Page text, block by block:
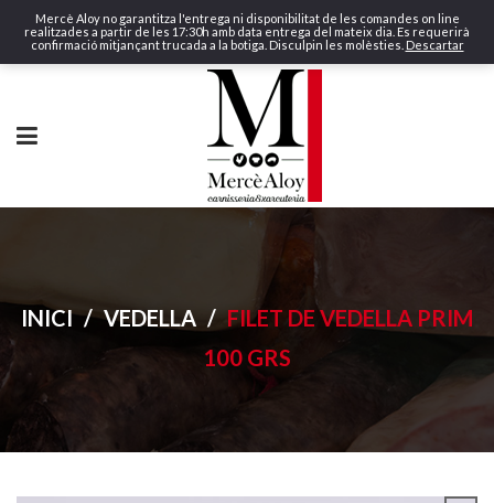
Mercè Aloy no garantitza l'entrega ni disponibilitat de les comandes on line
realitzades a partir de les 17:30h amb data entrega del mateix dia. Es requerirà
confirmació mitjançant trucada a la botiga. Disculpin les molèsties. Descartar
INICI / VEDELLA / FILET DE VEDELLA PRIM
100 GRS